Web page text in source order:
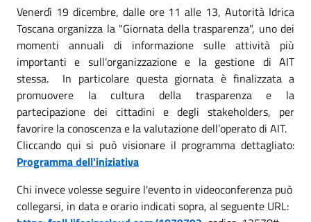
Venerdì 19 dicembre, dalle ore 11 alle 13, Autorità Idrica
Toscana organizza la "Giornata della trasparenza", uno dei
momenti annuali di informazione sulle attività più
importanti e sull'organizzazione e la gestione di AIT
stessa. In particolare questa giornata è finalizzata a
promuovere la cultura della trasparenza e la
partecipazione dei cittadini e degli stakeholders, per
favorire la conoscenza e la valutazione dell’operato di AIT.
Cliccando qui si può visionare il programma dettagliato:
Programma dell'iniziativa
Chi invece volesse seguire l'evento in videoconferenza può
collegarsi, in data e orario indicati sopra, al seguente URL: